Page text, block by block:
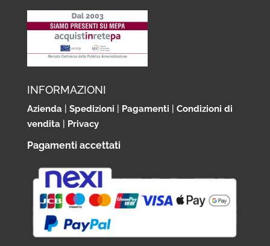
INFORMAZIONI
Azienda| Spedizioni Pagamenti
Condizioni di
vendita| Privacy
Pagamenti accettati